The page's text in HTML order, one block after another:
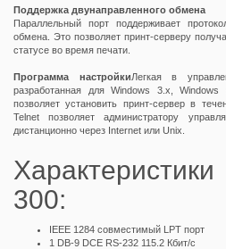
Поддержка двунаправленного обмена
Параллельный порт поддерживает
обмена. Это позволяет принт-серверу
статусе во время печати.
Программа настройкиЛегкая в
разработанная для Windows 3.x,
позволяет установить принт-сервер в
Telnet позволяет администратору
дистанционно через Internet или Unix.
300:
IEEE 1284 совместимый LPT порт
1 DB-9 DCE RS-232 115.2 Кбит/с